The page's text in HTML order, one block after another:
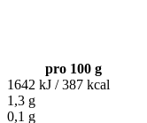
pro 100 g
1642 kJ / 387 kcal
1,3 g
0,1 g